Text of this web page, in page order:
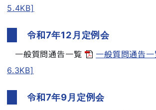
5.4KB]
令和7年12月定例会
一般質問通告一覧
一般質問通告
6.3KB]
令和7年9月定例会